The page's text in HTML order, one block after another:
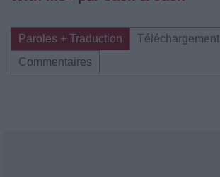
Paroles + Traduction Téléchargement
Commentaires